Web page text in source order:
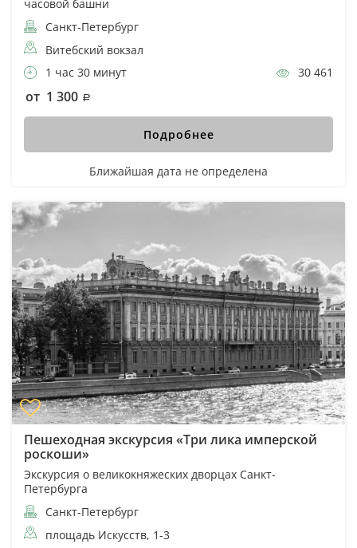
часовой башни
Санкт-Петербург
Витебский вокзал
1 час 30 минут
30 461
от 1 300
Подробнее
Ближайшая дата не определена
Пешеходная экскурсия «Три лика имперской
роскоши»
Экскурсия о великокняжеских дворцах Санкт-
Петербурга
Санкт-Петербург
площадь Искусств, 1-3